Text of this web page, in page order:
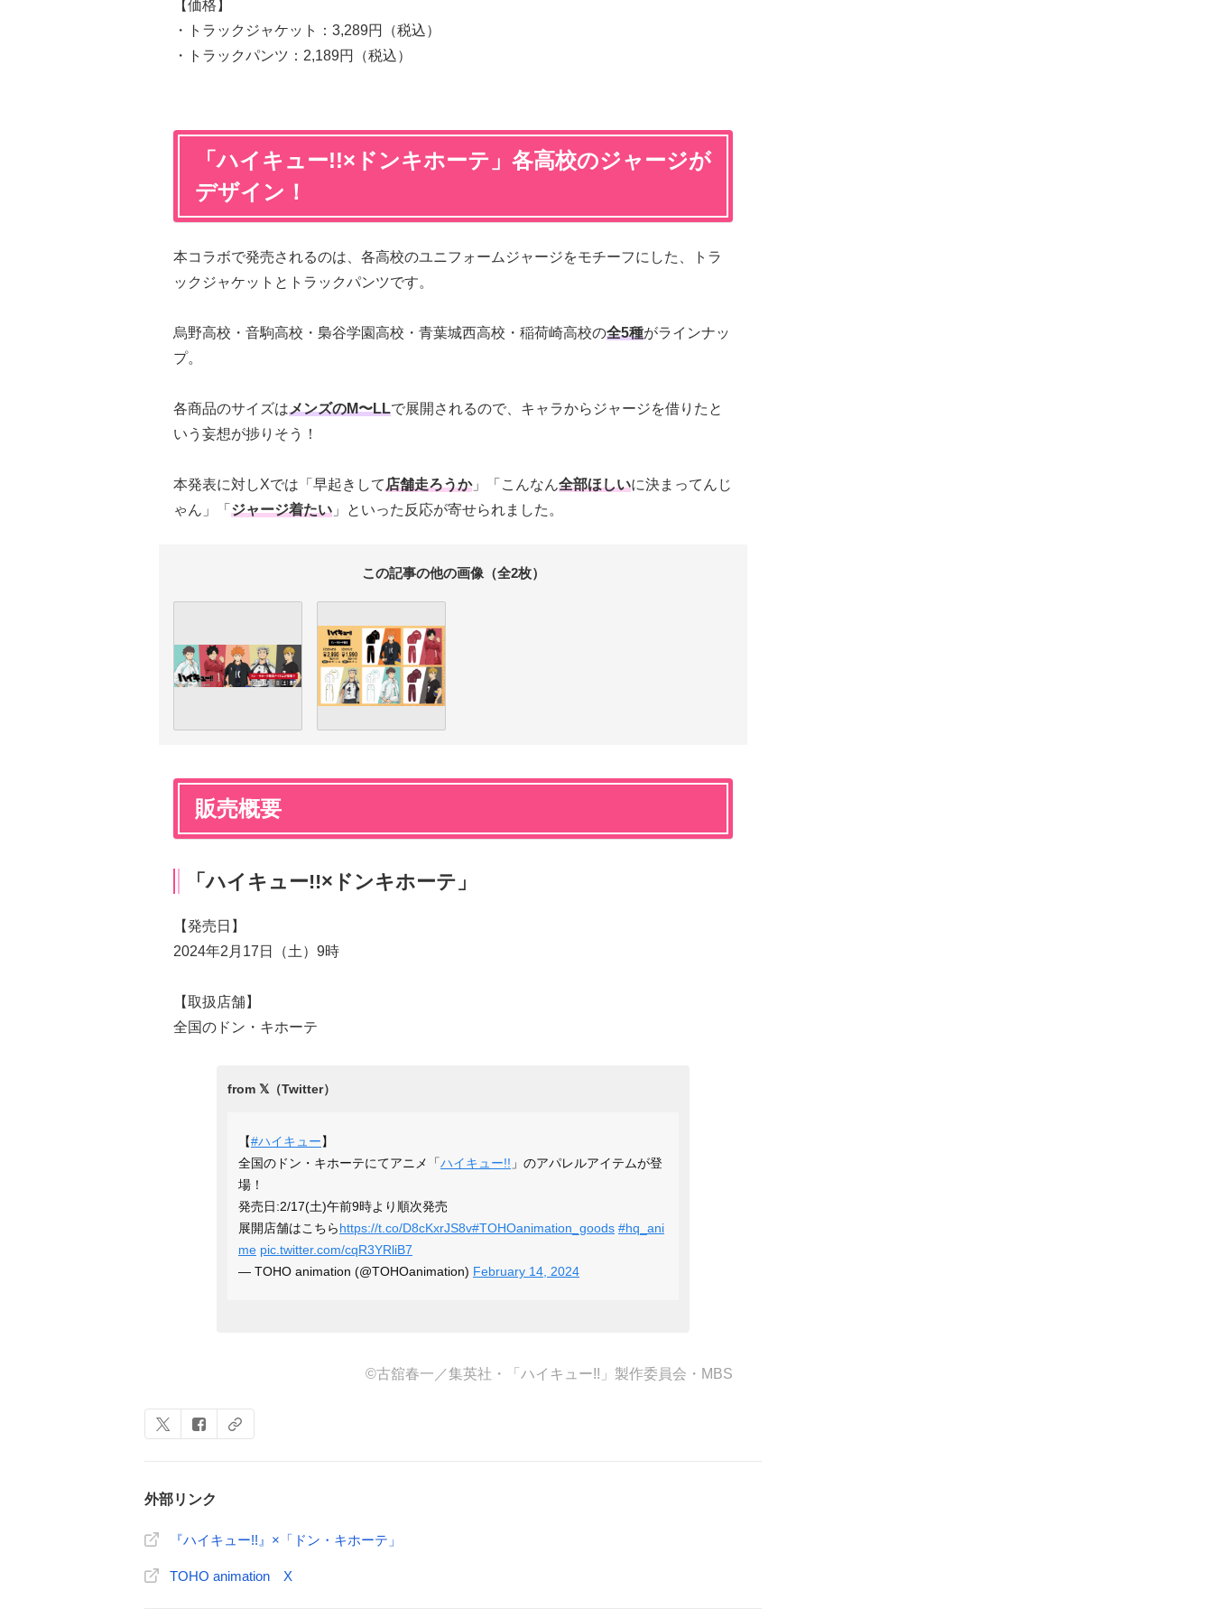
【価格】
・トラックジャケット：3,289円（税込）
・トラックパンツ：2,189円（税込）
「ハイキュー!!×ドンキホーテ」各高校のジャージが
デザイン！
本コラボで発売されるのは、各高校のユニフォームジャージをモチーフにした、トラ
ックジャケットとトラックパンツです。
烏野高校・音駒高校・梟谷学園高校・青葉城西高校・稲荷崎高校の全5種がラインナッ
プ。
各商品のサイズはメンズのM〜LLで展開されるので、キャラからジャージを借りたと
いう妄想が捗りそう！
本発表に対しXでは「早起きして店舗走ろうか」「こんなん全部ほしいに決まってんじ
ゃん」「 ジャージ着たい 」といった反応が寄せられました。
この記事の他の画像（全2枚）
販売概要
「ハイキュー!!×ドンキホーテ」
【発売日】
2024年2月17日（土）9時
【取扱店舗】
全国のドン・キホーテ
【#ハイキュー】
全国のドン・キホーテにてアニメ「ハイキュー!! 」のアパレルアイテムが登
場！
発売日:2/17(土)午前9時より順次発売
展開店舗はこちらhttps://t.co/D8cKxrJS8v#TOHOanimation_goods #hq_ani
me pic.twitter.com/cqR3YRliB7
— TOHO animation (@TOHOanimation) February 14, 2024
©古舘春一／集英社・「ハイキュー!!」製作委員会・MBS
外部リンク
『ハイキュー!!』×「ドン・キホーテ」
TOHO animation X